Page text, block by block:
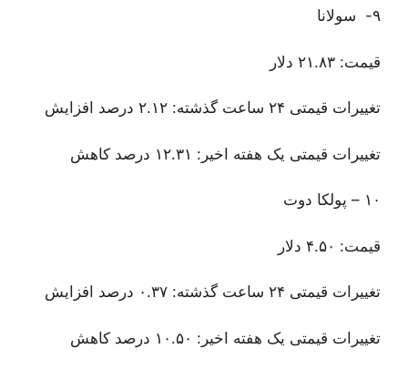
۹- سولانا
قیمت: ۲۱.۸۳ دلار
تغییرات قیمتی ۲۴ ساعت گذشته: ۲.۱۲ درصد افزایش
تغییرات قیمتی یک هفته اخیر: ۱۲.۳۱ درصد کاهش
۱۰ – پولکا دوت
قیمت: ۴.۵۰ دلار
تغییرات قیمتی ۲۴ ساعت گذشته: ۰.۳۷ درصد افزایش
تغییرات قیمتی یک هفته اخیر: ۱۰.۵۰ درصد کاهش